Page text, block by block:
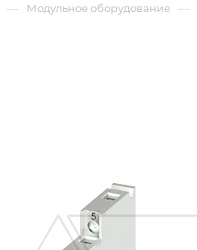
— Модульное оборудование —